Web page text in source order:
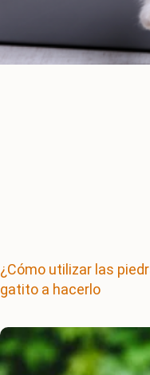
¿Cómo utilizar las
gatito a hacerlo